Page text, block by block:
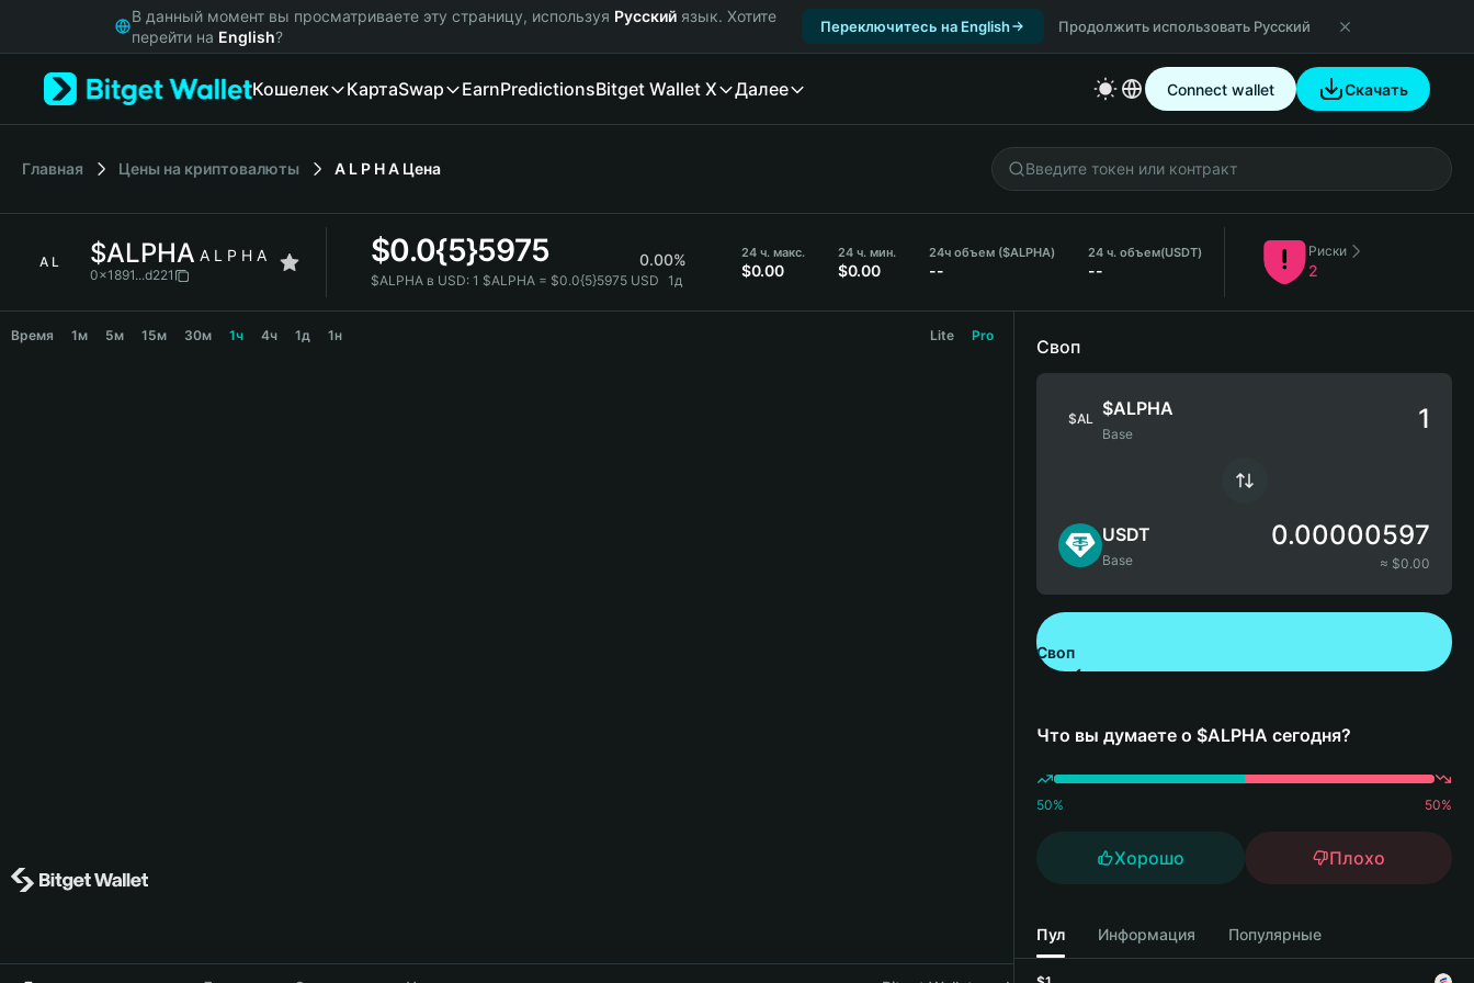
Русский
Italiano
Bahasa Indonesia
В данный момент вы просматриваете эту страницу, используя Русский язык. Хотите
перейти на English?
Переключитесь на English Продолжить использовать Русский
Кошелек КартаSwap EarnPredictionsBitget Wallet X Далее Connect wallet Скачать
Главная Цены на криптовалюты A L P H A Цена
A L $ALPHA A L P H A
0x1891...d221
$0.0{5}5975 0.00%
$ALPHA в USD: 1 $ALPHA = $0.0{5}5975 USD 1д
24 ч. макс.
$0.00
24 ч. мин.
$0.00
24ч объем ($ALPHA)
--
24 ч. объем(USDT)
--
Риски
2
Время 1м 5м 15м 30м 1ч 4ч 1д 1н Lite Pro
Своп
$AL $ALPHA
Base
USDT
Base
0.00000597
≈ $0.00
Своп
Что вы думаете о $ALPHA сегодня?
50% 50%
Хорошо Плохо
Пул Информация Популярные